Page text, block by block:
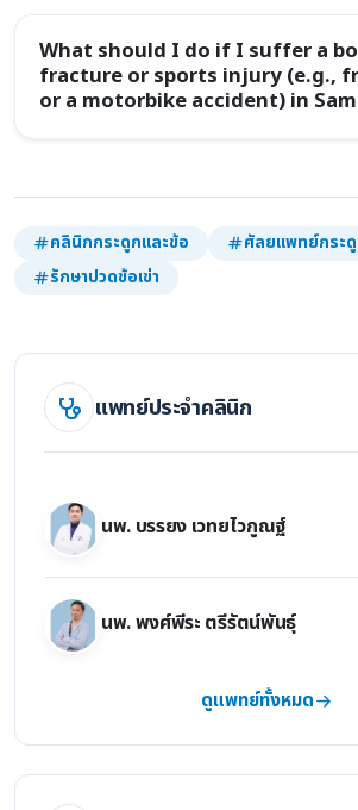
What should I do if I suffer a
fracture or sports injury (e.g.,
or a motorbike accident) in
คลินิกกระดูกและข้อ
ศัลยแพทย์กระ
รักษาปวดข้อเข่า
แพทย์ประจำคลินิก
นพ. บรรยง เวทยไวกูณฐ์
นพ. พงศ์พีระ ตรีรัตน์พันธุ์
ดูแพทย์ทั้งหมด